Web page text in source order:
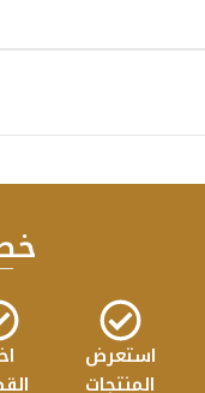
استعرض
المنتجات